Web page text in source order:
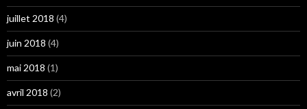
juillet 2018 (4)
juin 2018 (4)
mai 2018 (1)
avril 2018 (2)